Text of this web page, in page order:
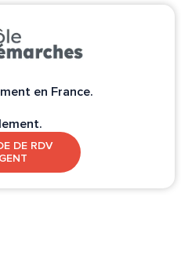
en France.
DE RDV